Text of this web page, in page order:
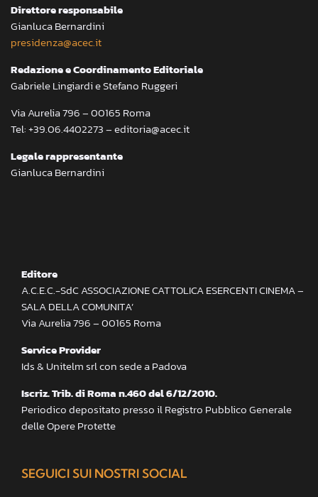
Direttore responsabile
Gianluca Bernardini
presidenza@acec.it
Redazione e Coordinamento Editoriale
Gabriele Lingiardi e Stefano Ruggeri
Via Aurelia 796 – 00165 Roma
Tel: +39.06.4402273 – editoria@acec.it
Legale rappresentante
Gianluca Bernardini
Editore
A.C.E.C.-SdC ASSOCIAZIONE CATTOLICA ESERCENTI CINEMA –
SALA DELLA COMUNITA’
Via Aurelia 796 – 00165 Roma
Service Provider
Ids & Unitelm srl con sede a Padova
Iscriz. Trib. di Roma n.460 del 6/12/2010.
Periodico depositato presso il Registro Pubblico Generale
delle Opere Protette
SEGUICI SUI NOSTRI SOCIAL